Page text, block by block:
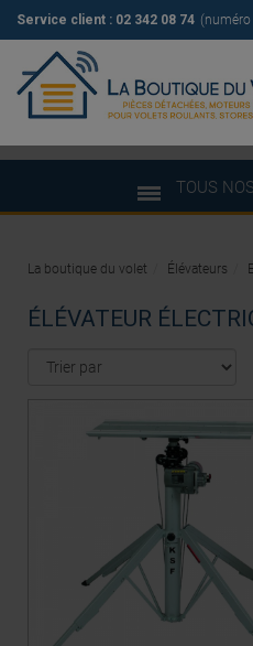
Service client : 02 342 08 74
TOUS
ÉLÉVATEUR
La boutique du volet Élévateurs